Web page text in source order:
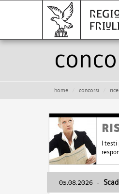
home concorsi
I testi
05.08.2026 -